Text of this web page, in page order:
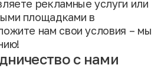
рекламные услуги или
площадками в
нам свои условия – мы
с нами